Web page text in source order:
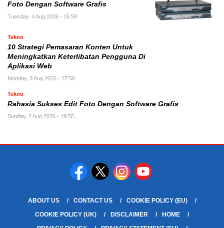
Foto Dengan Software Grafis
Tuesday, 4 Aug 2026 - 15:59
Tekno
10 Strategi Pemasaran Konten Untuk
Meningkatkan Keterlibatan Pengguna Di
Aplikasi Web
Monday, 3 Aug 2026 - 17:58
Tekno
Rahasia Sukses Edit Foto Dengan Software Grafis
Sunday, 2 Aug 2026 - 19:55
ABOUT US CONTACT US
COOKIE POLICY (EU)
COOKIE POLICY (UK)
DISCLAIMER
HOME